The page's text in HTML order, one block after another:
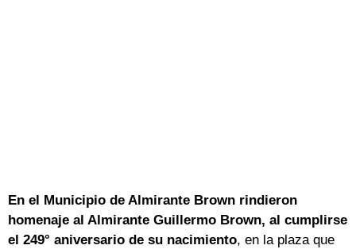
En el Municipio de Almirante Brown rindieron
homenaje al Almirante Guillermo Brown, al cumplirse
el 249° aniversario de su nacimiento, en la plaza que